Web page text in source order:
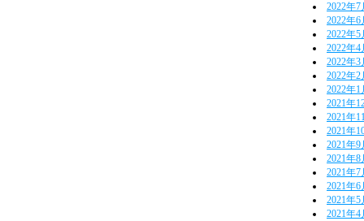
2022年7
2022年6
2022年5
2022年4
2022年3
2022年2
2022年1
2021年
2021年
2021年
2021年9
2021年8
2021年7
2021年6
2021年5
2021年4